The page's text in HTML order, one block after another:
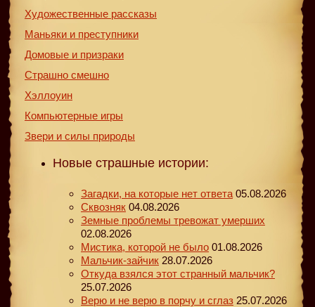
Художественные рассказы
Маньяки и преступники
Домовые и призраки
Страшно смешно
Хэллоуин
Компьютерные игры
Звери и силы природы
Новые страшные истории:
Загадки, на которые нет ответа 05.08.2026
Сквозняк 04.08.2026
Земные проблемы тревожат умерших
02.08.2026
Мистика, которой не было 01.08.2026
Мальчик-зайчик 28.07.2026
Откуда взялся этот странный мальчик?
25.07.2026
Верю и не верю в порчу и сглаз 25.07.2026